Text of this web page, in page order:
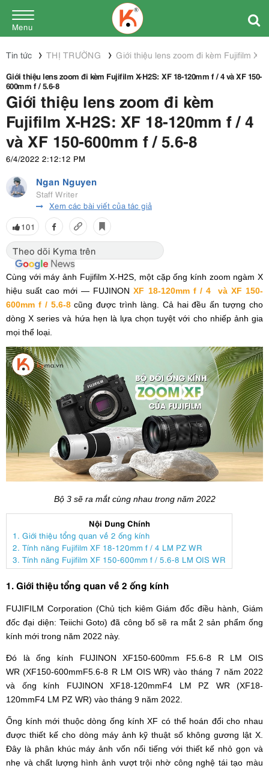
Menu
Tin tức THỊ TRƯỜNG
Giới thiệu lens zoom đi kèm Fujifilm X-
Giới thiệu lens zoom đi kèm Fujifilm X-H2S: XF 18-120mm f / 4 và XF 150-
600mm f / 5.6-8
Giới thiệu lens zoom đi kèm
Fujifilm X-H2S: XF 18-120mm f / 4
và XF 150-600mm f / 5.6-8
6/4/2022 2:12:12 PM
Ngan Nguyen
Staff Writer
Xem các bài viết của tác giả
101
Theo dõi Kyma trên
Cùng với máy ảnh Fujifilm X-H2S, một cặp ống kính zoom ngàm X
hiệu suất cao mới — FUJINONXF 18-120mm f / 4 và XF 150-
600mm f / 5.6-8cũng được trình làng. Cả hai đều ấn tượng cho
dòng X series và hứa hẹn là lựa chọn tuyệt với cho nhiếp ảnh gia
mọi thể loại.
Bộ 3 sẽ ra mắt cùng nhau trong năm 2022
Nội Dung Chính
1. Giới thiệu tổng quan về 2 ống kính
2. Tính năng Fujifilm XF 18-120mm f / 4 LM PZ WR
3. Tính năng Fujifilm XF 150-600mm f / 5.6-8 LM OIS WR
1. Giới thiệu tổng quan về 2 ống kính
FUJIFILM Corporation (Chủ tịch kiêm Giám đốc điều hành, Giám
đốc đại diện: Teiichi Goto) đã công bố sẽ ra mắt 2 sản phẩm ống
kính mới trong năm 2022 này.
Đó là ống kính FUJINON XF150-600mm F5.6-8 R LM OIS
WR (XF150-600mmF5.6-8 R LM OIS WR) vào tháng 7 năm 2022
và ống kính FUJINON XF18-120mmF4 LM PZ WR (XF18-
120mmF4 LM PZ WR) vào tháng 9 năm 2022.
Ống kính mới thuộc dòng ống kính XF có thể hoán đổi cho nhau
được thiết kế cho dòng máy ảnh kỹ thuật số không gương lật X.
Đây là phân khúc máy ảnh vốn nổi tiếng với thiết kế nhỏ gọn và
nhẹ và chất lượng hình ảnh vượt trội nhờ công nghệ tái tạo màu